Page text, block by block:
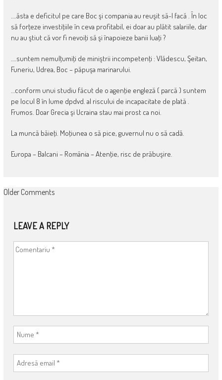
….ăsta e deficitul pe care Boc şi compania au reuşit să-l facă . În loc
să forţeze investiţiile în ceva profitabil, ei doar au plătit salariile, dar
nu au ştiut că vor fi nevoiţi să şi înapoieze banii luaţi ?
….suntem nemulţumiţi de miniştrii incompetenţi : Vlădescu, Şeitan,
Funeriu, Udrea, Boc – păpuşa marinarului.
…conform unui studiu făcut de o agenţie engleză ( parcă ) suntem
pe locul 8 în lume dpdvd. al riscului de incapacitate de plată .
Frumos. Doar Grecia şi Ucraina stau mai prost ca noi.
La muncă băieţi. Moţiunea o să pice, guvernul nu o să cadă.
Europa – Balcani – România – Atenţie, risc de prăbuşire.
COMMENT
Older Comments
LEAVE A REPLY